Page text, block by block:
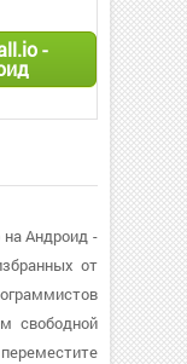
-
на Андроид -
от
свободной